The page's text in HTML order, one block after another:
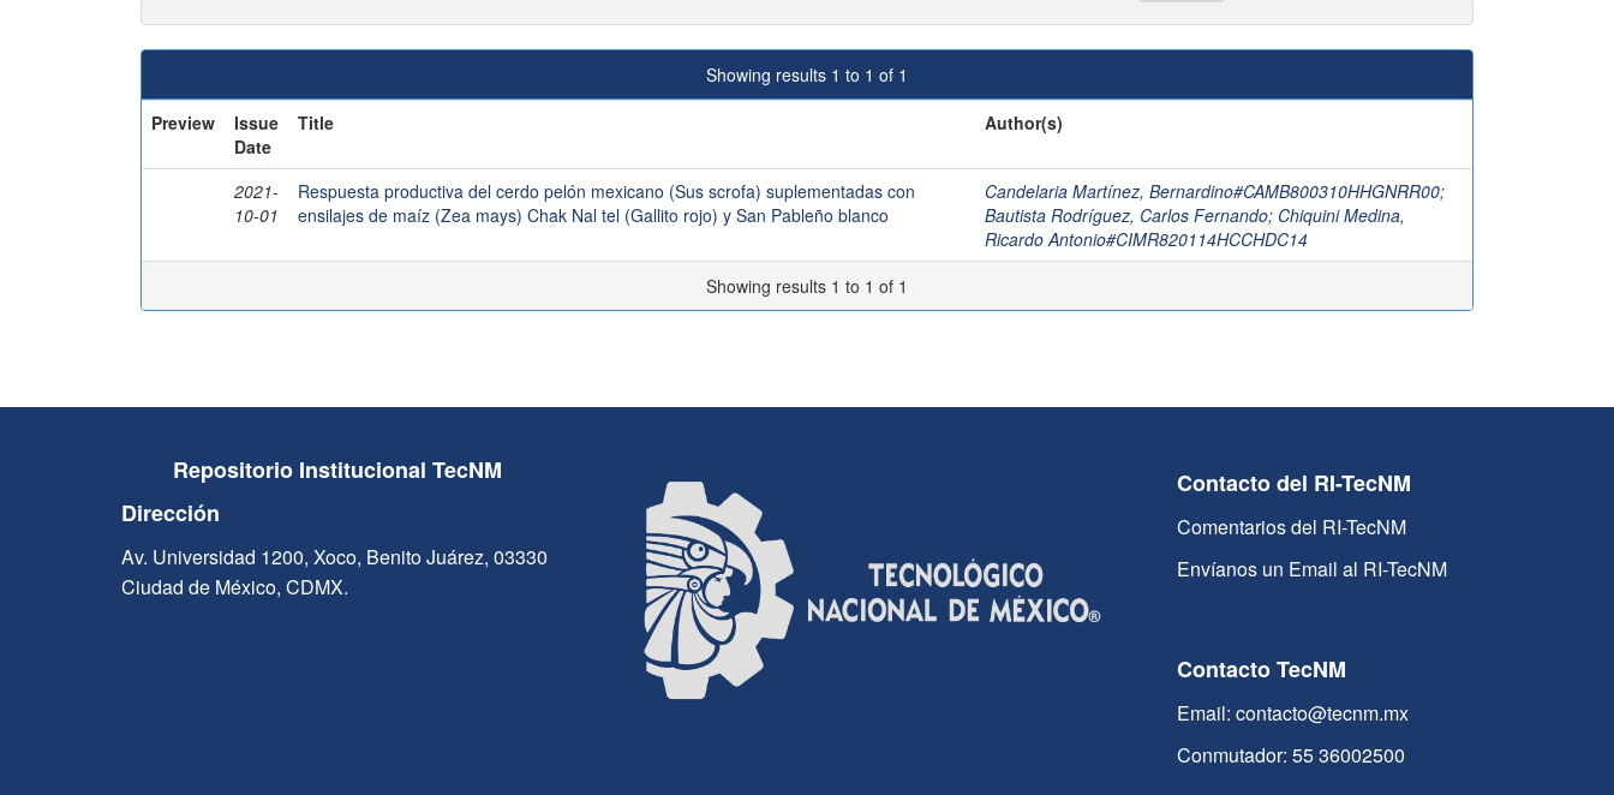
Showing results 1 to 1 of 1
Preview
Issue
Date
Title Author(s)
2021-
10-01
Respuesta productiva del cerdo pelón mexicano (Sus scrofa) suplementadas con
ensilajes de maíz (Zea mays) Chak Nal tel (Gallito rojo) y San Pableño blanco
Candelaria Martínez, Bernardino#CAMB800310HHGNRR00;
Bautista Rodríguez, Carlos Fernando; Chiquini Medina,
Ricardo Antonio#CIMR820114HCCHDC14
Showing results 1 to 1 of 1
Repositorio Institucional TecNM
Dirección
Av. Universidad 1200, Xoco, Benito Juárez, 03330
Ciudad de México, CDMX.
Contacto del RI-TecNM
Comentarios del RI-TecNM
Envíanos un Email al RI-TecNM
Contacto TecNM
Email: contacto@tecnm.mx
Conmutador: 55 36002500